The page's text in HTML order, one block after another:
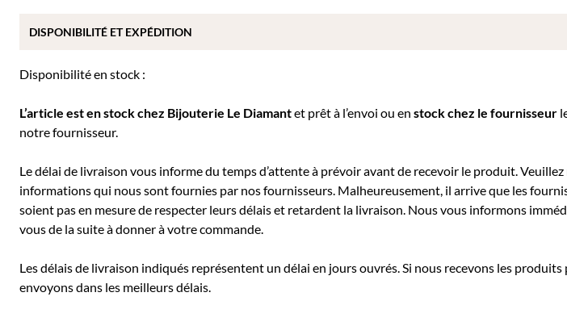
Disponibilité en stock :
L’article est en stock chez Bijouterie Le Diamantet prêt à l’envoi ou en stock chez le fournisseur
notre fournisseur.
Le délai de livraison vous informe du temps d’attente à prévoir avant de recevoir le produit.
informations qui nous sont fournies par nos fournisseurs. Malheureusement, il arrive que les
soient pas en mesure de respecter leurs délais et retardent la livraison. Nous vous informons
vous de la suite à donner à votre commande.
Les délais de livraison indiqués représentent un délai en jours ouvrés. Si nous recevons les
envoyons dans les meilleurs délais.
DISPONIBILITÉ ET EXPÉDITION